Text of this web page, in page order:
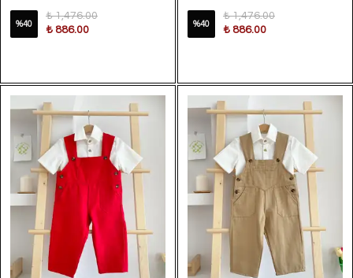
%40
₺ 1,476.00
₺ 886.00
%40
₺ 1,476.00
₺ 886.00